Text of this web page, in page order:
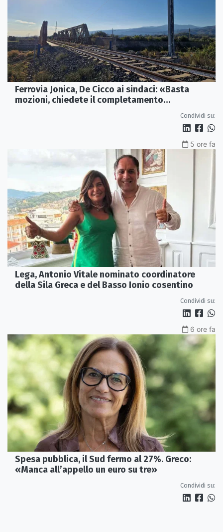
Ferrovia Jonica, De Cicco ai sindaci: «Basta
mozioni, chiedete il completamento
Condividi su:
5 ore fa
Lega, Antonio Vitale nominato coordinatore
della Sila Greca e del Basso Ionio cosentino
Condividi su:
6 ore fa
Spesa pubblica, il Sud fermo al 27%. Greco:
«Manca all’appello un euro su tre»
Condividi su: